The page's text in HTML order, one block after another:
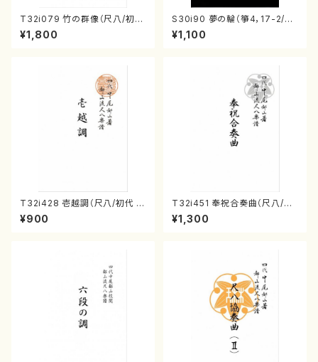
T32i079 竹の群像（尺八/初代
山本邦山/尺八/都山式譜）都山
流公刊楽譜曲番:528
¥1,800
S30i90 夢の輪（箏4，17-2/沢
井比河流/楽譜）
¥1,100
T32i428 壱越調（尺八/初代 中
村双葉/楽譜）都山流公刊楽譜曲
番:2133
¥900
T32i451 奉祝合奏曲（尺八/久
本玄智/楽譜）都山流公刊楽譜曲
番:2158
¥1,300